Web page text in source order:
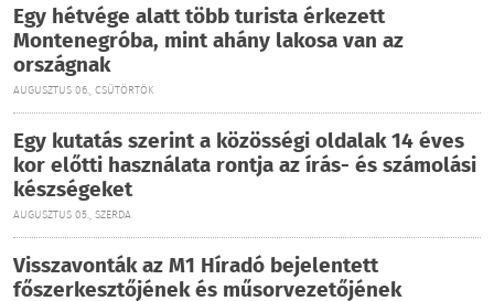
Egy hétvége alatt több turista érkezett
Montenegróba, mint ahány lakosa van az
országnak
AUGUSZTUS 06., CSÜTÖRTÖK
Egy kutatás szerint a közösségi oldalak 14 éves
kor előtti használata rontja az írás- és számolási
készségeket
AUGUSZTUS 05., SZERDA
Visszavonták az M1 Híradó bejelentett
főszerkesztőjének és műsorvezetőjének